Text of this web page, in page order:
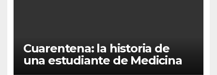
Cuarentena: la historia de
una estudiante de Medicina